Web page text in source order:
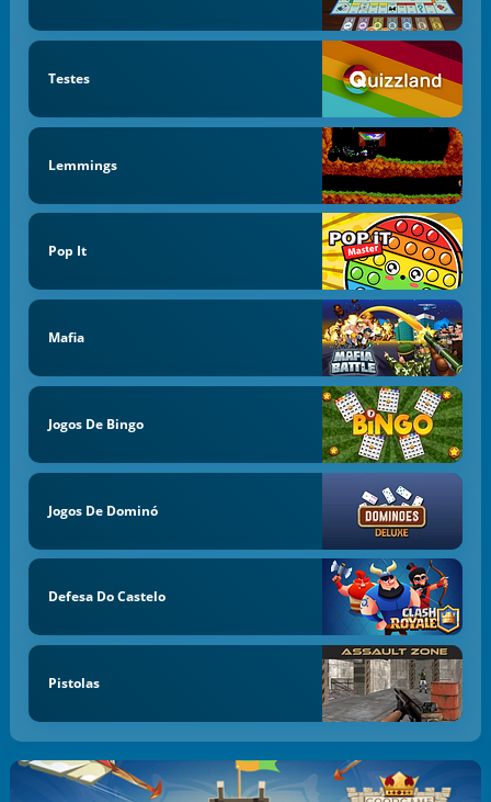
Testes
Lemmings
Pop It
Mafia
Jogos De Bingo
Jogos De Dominó
Defesa Do Castelo
Pistolas